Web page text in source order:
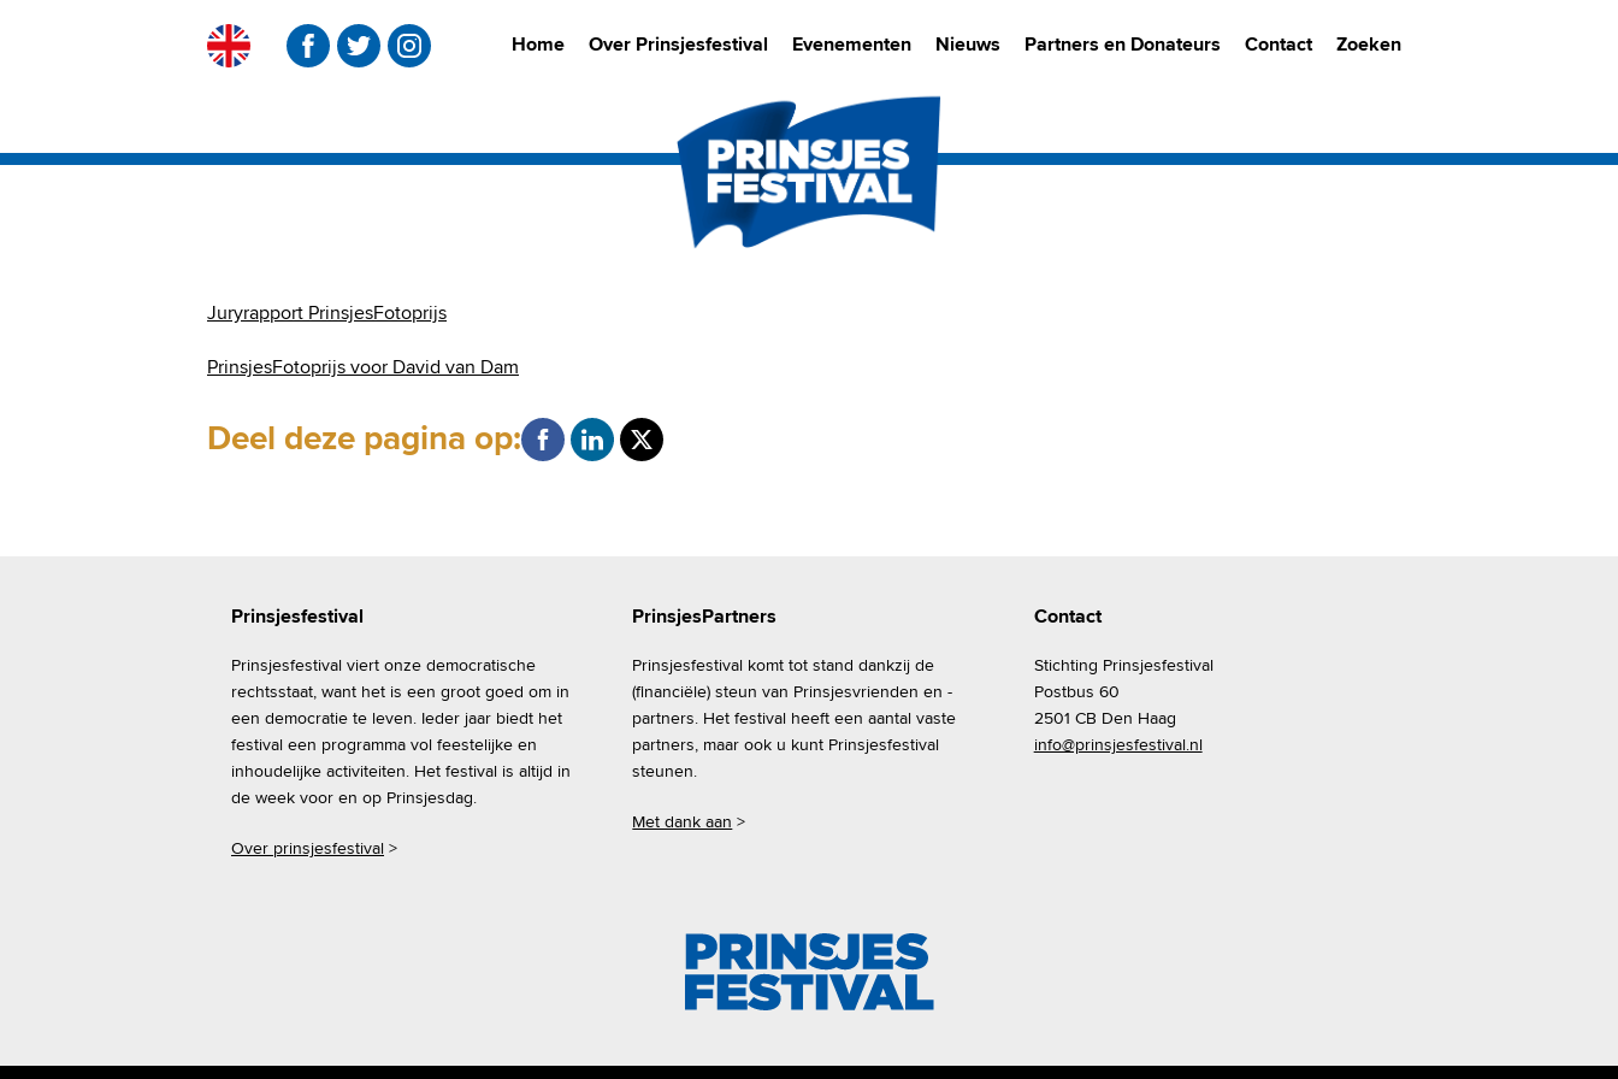
Skip
Home Over Prinsjesfestival Evenementen Nieuws Partners en Donateurs Contact Zoeken
Juryrapport PrinsjesFotoprijs
PrinsjesFotoprijs voor David van Dam
Deel deze pagina op:
Prinsjesfestival
Prinsjesfestival viert onze democratische
rechtsstaat, want het is een groot goed om in
een democratie te leven. Ieder jaar biedt het
festival een programma vol feestelijke en
inhoudelijke activiteiten. Het festival is altijd in
de week voor en op Prinsjesdag.
Over prinsjesfestival >
PrinsjesPartners
Prinsjesfestival komt tot stand dankzij de
(financiële) steun van Prinsjesvrienden en -
partners. Het festival heeft een aantal vaste
partners, maar ook u kunt Prinsjesfestival
steunen.
Met dank aan >
Contact
Stichting Prinsjesfestival
Postbus 60
2501 CB Den Haag
info@prinsjesfestival.nl